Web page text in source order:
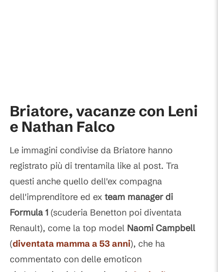
Briatore, vacanze con Leni
e Nathan Falco
Le immagini condivise da Briatore hanno
registrato più di trentamila like al post. Tra
questi anche quello dell'ex compagna
dell'imprenditore ed ex team manager di
Formula 1 (scuderia Benetton poi diventata
Renault), come la top model Naomi Campbell
(diventata mamma a 53 anni), che ha
commentato con delle emoticon